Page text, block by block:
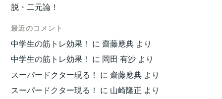
脱・二元論！
最近のコメント
中学生の筋トレ効果！ に齋藤應典 より
中学生の筋トレ効果！ に 岡田 有沙 より
スーパードクター現る！ に齋藤應典 より
スーパードクター現る！ に 山崎隆正 より